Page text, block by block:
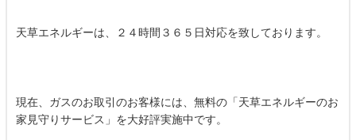
天草エネルギーは、２４時間３６５日対応を致しております。
現在、ガスのお取引のお客様には、無料の「天草エネルギーのお
家見守りサービス」を大好評実施中です。